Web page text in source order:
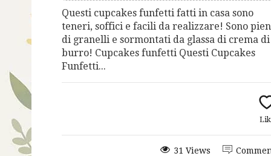
Questi cupcakes funfetti fatti in casa sono
teneri, soffici e facili da realizzare! Sono
di granelli e sormontati da glassa di crema di
burro! Cupcakes funfetti Questi Cupcakes
Funfetti...
31 Views